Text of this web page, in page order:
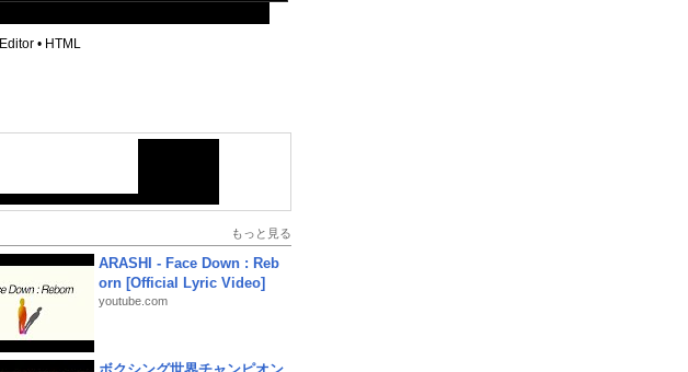
Editor • HTML
もっと見る
ARASHI - Face Down : Reb
orn [Official Lyric Video]
youtube.com